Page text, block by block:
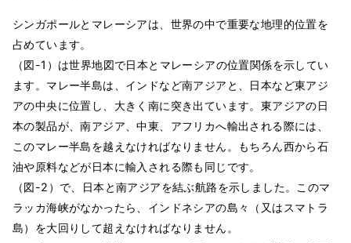
シンガポールとマレーシアは、世界の中で重要な地理的位置を
占めています。
（図-1）は世界地図で日本とマレーシアの位置関係を示してい
ます。マレー半島は、インドなど南アジアと、日本など東アジ
アの中央に位置し、大きく南に突き出ています。東アジアの日
本の製品が、南アジア、中東、アフリカへ輸出される際には、
このマレー半島を越えなければなりません。もちろん西から石
油や原料などが日本に輸入される際も同じです。
（図-2）で、日本と南アジアを結ぶ航路を示しました。このマ
ラッカ海峡がなかったら、インドネシアの島々（又はスマトラ
島）を大回りして超えなければなりません。